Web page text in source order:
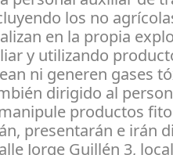
los no
en la propia
y utilizando
ni generen gases
dirigido al
productos
presentarán e irán
Jorge Guillén 3,